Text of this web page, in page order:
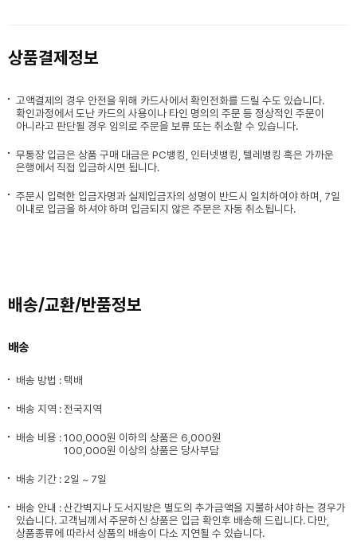
상품결제정보
고액결제의 경우 안전을 위해 카드사에서 확인전화를 드릴 수도 있습니다.
확인과정에서 도난 카드의 사용이나 타인 명의의 주문 등 정상적인 주문이
아니라고 판단될 경우 임의로 주문을 보류 또는 취소할 수 있습니다.
무통장 입금은 상품 구매 대금은 PC뱅킹, 인터넷뱅킹, 텔레뱅킹 혹은 가까운
은행에서 직접 입금하시면 됩니다.
주문시 입력한 입금자명과 실제입금자의 성명이 반드시 일치하여야 하며, 7일
이내로 입금을 하셔야 하며 입금되지 않은 주문은 자동 취소됩니다.
배송/교환/반품정보
배송
배송 방법 : 택배
배송 지역 : 전국지역
배송 비용 :100,000원 이하의 상품은 6,000원
100,000원 이상의 상품은 당사부담
배송 기간 : 2일 ~ 7일
배송 안내 : 산간벽지나 도서지방은 별도의 추가금액을 지불하셔야 하는 경우가
있습니다. 고객님께서 주문하신 상품은 입금 확인후 배송해 드립니다. 다만,
상품종류에 따라서 상품의 배송이 다소 지연될 수 있습니다.